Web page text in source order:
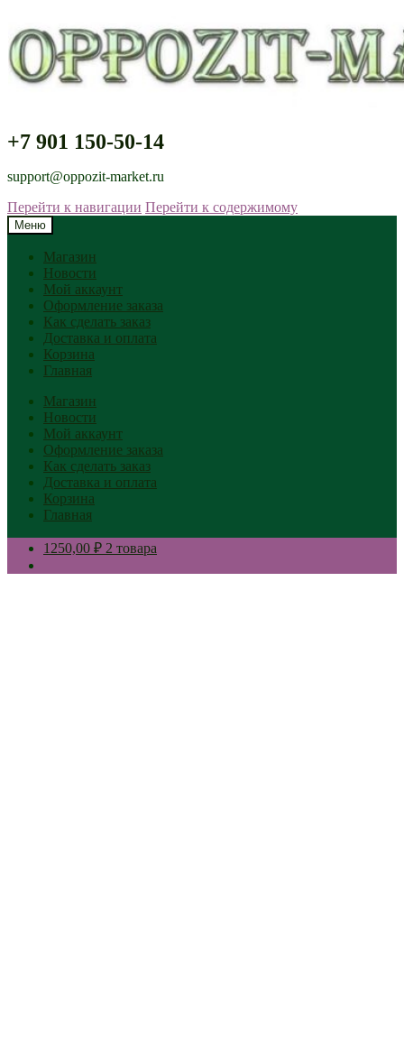
+7 901 150-50-14
support@oppozit-market.ru
Перейти к навигации Перейти к содержимому
Меню
Магазин
Новости
Мой аккаунт
Оформление заказа
Как сделать заказ
Доставка и оплата
Корзина
Главная
Магазин
Новости
Мой аккаунт
Оформление заказа
Как сделать заказ
Доставка и оплата
Корзина
Главная
1250,00 ₽ 2 товара